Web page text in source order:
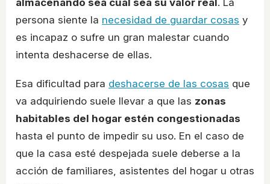
persona siente la necesidad de guardar cosas y
es incapaz o sufre un gran malestar cuando
intenta deshacerse de ellas.
Esa dificultad para deshacerse de las cosas que
va adquiriendo suele llevar a que las zonas
habitables del hogar estén congestionadas
hasta el punto de impedir su uso. En el caso de
que la casa esté despejada suele deberse a la
acción de familiares, asistentes del hogar u otras